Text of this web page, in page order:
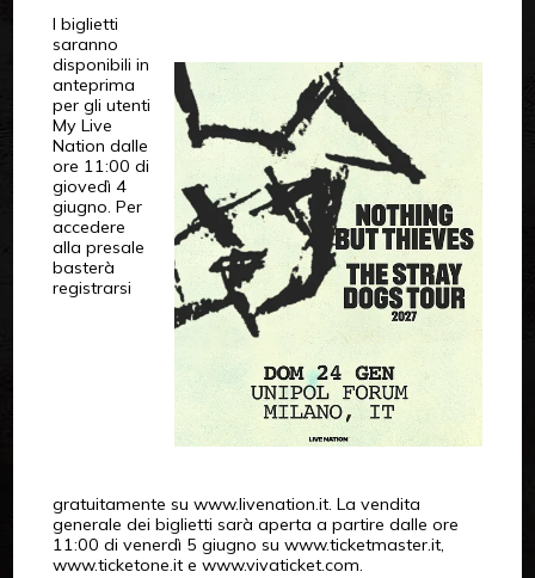
I biglietti
saranno
disponibili in
anteprima
per gli utenti
My Live
Nation dalle
ore 11:00 di
giovedì 4
giugno. Per
accedere
alla presale
basterà
registrarsi
gratuitamente su www.livenation.it. La vendita
generale dei biglietti sarà aperta a partire dalle ore
11:00 di venerdì 5 giugno su www.ticketmaster.it,
www.ticketone.it e www.vivaticket.com.